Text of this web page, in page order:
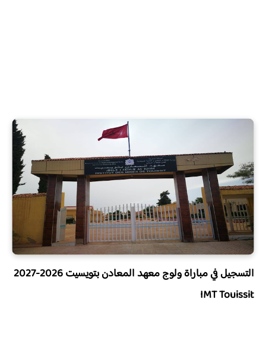
التسجيل في مباراة ولوج معهد المعادن بتويسيت 2026-2027
IMT Touissit